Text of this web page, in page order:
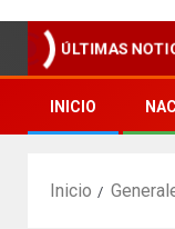
ÚLTIMAS
miras a impulsar
INICIO
Inicio